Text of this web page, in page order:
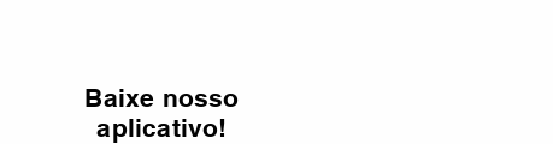
Baixe nosso
aplicativo!